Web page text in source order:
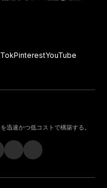
PinterestYouTube
迅速かつ低コストで構築する。